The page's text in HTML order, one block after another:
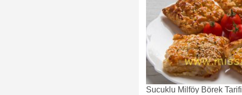
Sucuklu Milföy Börek Tarifi